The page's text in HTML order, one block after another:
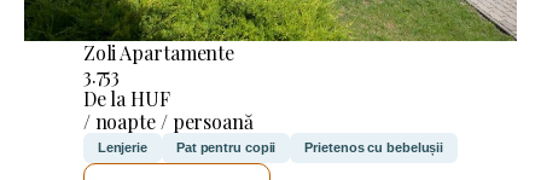
Zoli Apartamente
3.753
De la HUF
/ noapte / persoană
Lenjerie Pat pentru copii Prietenos cu bebelușii